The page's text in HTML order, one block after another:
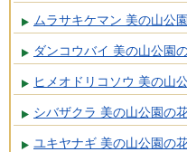
ムラサキケマン 美の山公
ダンコウバイ 美の山公園
ヒメオドリコソウ 美の山
シバザクラ 美の山公園の花
ユキヤナギ 美の山公園の花